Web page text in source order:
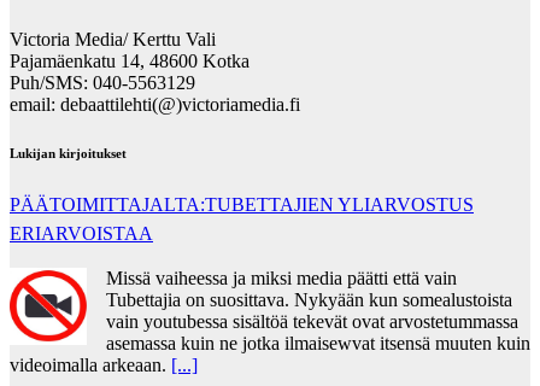
Victoria Media/ Kerttu Vali
Pajamäenkatu 14, 48600 Kotka
Puh/SMS: 040-5563129
email: debaattilehti(@)victoriamedia.fi
Lukijan kirjoitukset
PÄÄTOIMITTAJALTA:TUBETTAJIEN YLIARVOSTUS
ERIARVOISTAA
Missä vaiheessa ja miksi media päätti että vain
Tubettajia on suosittava. Nykyään kun somealustoista
vain youtubessa sisältöä tekevät ovat arvostetummassa
asemassa kuin ne jotka ilmaisewvat itsensä muuten kuin
videoimalla arkeaan. [...]